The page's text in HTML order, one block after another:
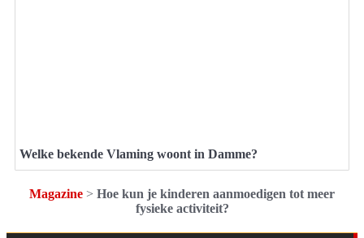
Welke bekende Vlaming woont in Damme?
Magazine > Hoe kun je kinderen aanmoedigen tot meer
fysieke activiteit?